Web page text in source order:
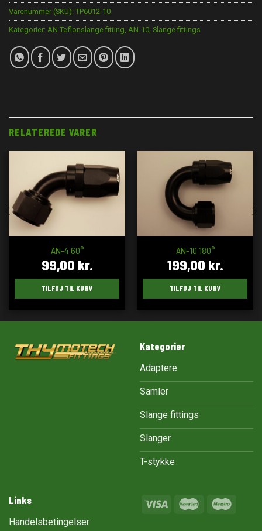
Varenummer (SKU): TP6012-10
Kategorier: AN Teflonslange fitting AN-10 Slange fittings
RELATEREDE VARER
AN-4 60°
99,00 kr.
TILFØJ TIL KURV
AN-10 180°
199,00 kr.
TILFØJ TIL KURV
Kategorier
Adaptere
Samler
Slange fittings
Slanger
T-stykke
Links
Handelsbetingelser